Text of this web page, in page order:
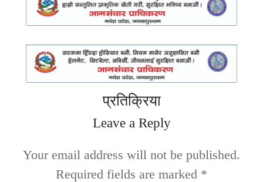
प्रतिक्रिया
Leave a Reply
Your email address will not be published.
Required fields are marked *